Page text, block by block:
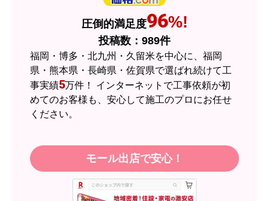
ショップからの連絡や対応は適切でしたか？
予定の期日までに商品が届きましたか？
はい
商品の梱包は必要十分なものでしたか？
はい
またこのショップを利用したいですか？
【注文商品】エアコン・クーラー 【注
文時期】2026年05月頃（モバイルから）
圧倒的満足度96%!
投稿数： 989件
福岡・博多・北九州・久留米を中心に、福岡
県・熊本県・長崎県・佐賀県で選ばれ続けて工
事実績5万件！ インターネットで工事依頼が初
めてのお客様も、安心して施工のプロにお任せ
ください。
モール出店で安心！